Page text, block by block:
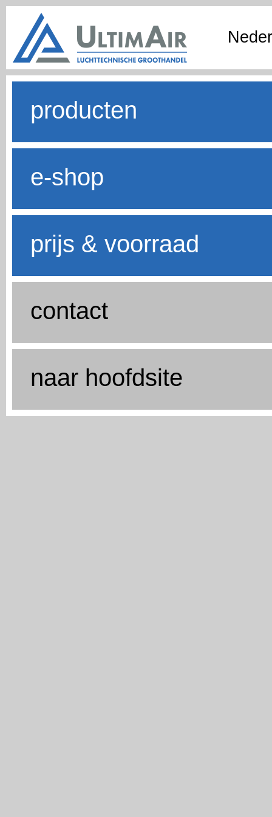
producten
e-shop
prijs & voorraad
contact
naar hoofdsite